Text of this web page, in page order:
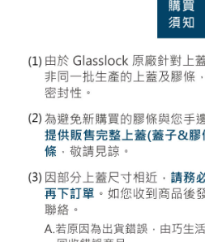
每筆NT$85，滿NT$199(含以上)免運費